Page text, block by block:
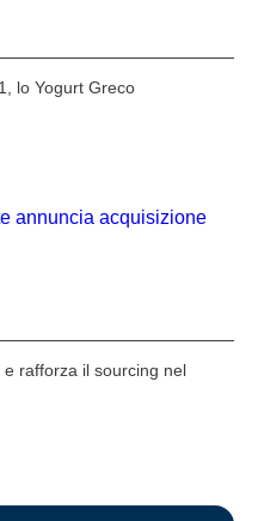
lo Yogurt Greco
e rafforza il sourcing nel